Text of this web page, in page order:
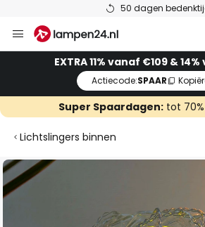
50 dagen
naar
EXTRA 11% vanaf €109 &
Actiecode:SPAAR
Super Spaardagen: tot
Lichtslingers binnen
Ga
naar
het